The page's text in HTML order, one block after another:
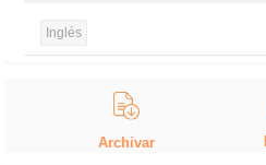
Inglés
Archivar